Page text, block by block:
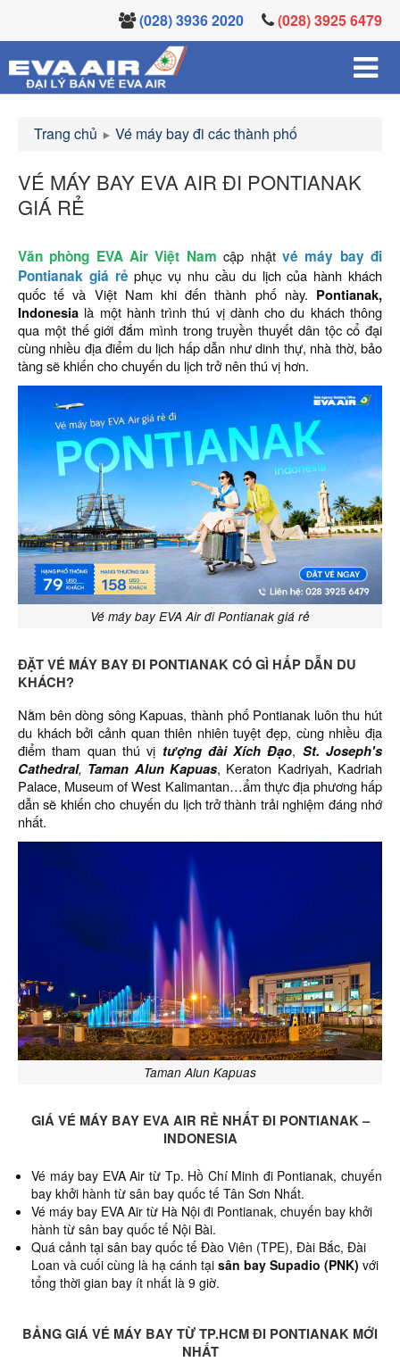
(028) 3936 2020 (028) 3925 6479
Trang chủ Vé máy bay đi các thành phố
VÉ MÁY BAY EVA AIR ĐI PONTIANAK
GIÁ RẺ
Văn phòng EVA Air Việt Nam cập nhật vé máy bay đi
Pontianak giá rẻ phục vụ nhu cầu du lịch của hành khách
quốc tế và Việt Nam khi đến thành phố này. Pontianak,
Indonesia là một hành trình thú vị dành cho du khách thông
qua một thế giới đắm mình trong truyền thuyết dân tộc cổ đại
cùng nhiều địa điểm du lịch hấp dẫn như dinh thự, nhà thờ, bảo
tàng sẽ khiến cho chuyến du lịch trở nên thú vị hơn.
Vé máy bay EVA Air đi Pontianak giá rẻ
ĐẶT VÉ MÁY BAY ĐI PONTIANAK CÓ GÌ HẤP DẪN DU
KHÁCH?
Nằm bên dòng sông Kapuas, thành phố Pontianak luôn thu hút
du khách bởi cảnh quan thiên nhiên tuyệt đẹp, cùng nhiều địa
điểm tham quan thú vị tượng đài Xích Đạo, St. Joseph's
Cathedral, Taman Alun Kapuas, Keraton Kadriyah, Kadriah
Palace, Museum of West Kalimantan…ẩm thực địa phương hấp
dẫn sẽ khiến cho chuyến du lịch trở thành trải nghiệm đáng nhớ
nhất.
Taman Alun Kapuas
GIÁ VÉ MÁY BAY EVA AIR RẺ NHẤT ĐI PONTIANAK –
INDONESIA
Vé máy bay EVA Air từ Tp. Hồ Chí Minh đi Pontianak, chuyến
bay khởi hành từ sân bay quốc tế Tân Sơn Nhất.
Vé máy bay EVA Air từ Hà Nội đi Pontianak, chuyến bay khởi
hành từ sân bay quốc tế Nội Bài.
Quá cảnh tại sân bay quốc tế Đào Viên (TPE), Đài Bắc, Đài
Loan và cuối cùng là hạ cánh tại sân bay Supadio (PNK) với
tổng thời gian bay ít nhất là 9 giờ.
BẢNG GIÁ VÉ MÁY BAY TỪ TP.HCM ĐI PONTIANAK MỚI
NHẤT